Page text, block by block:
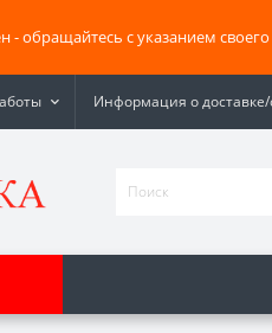
- обращайтесь с указанием
Информация о доставке/